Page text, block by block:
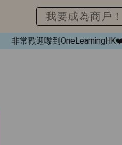
非常歡迎嚟到OneLearningHK❤️
我要成為商戶！